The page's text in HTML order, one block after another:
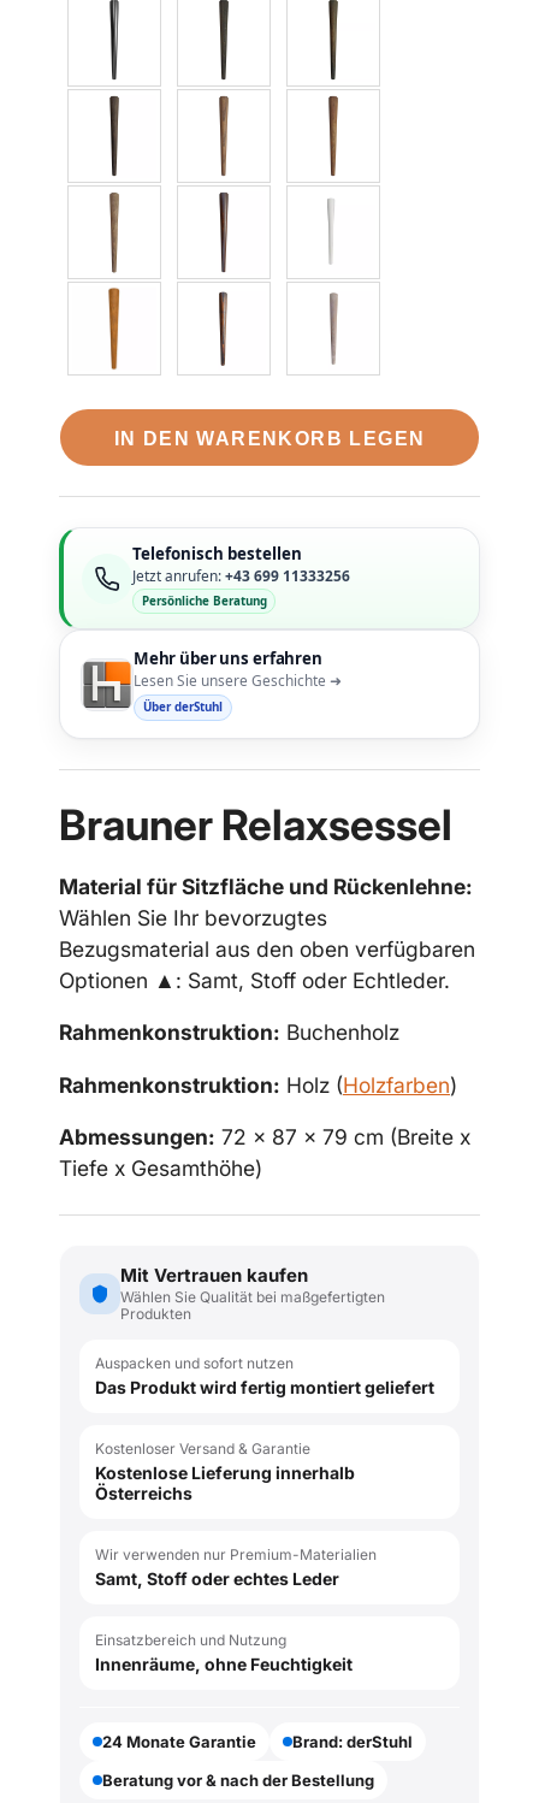
IN DEN WARENKORB LEGEN
Telefonisch bestellen
Jetzt anrufen:+43 699 11333256
Persönliche Beratung
Mehr über uns erfahren
Lesen Sie unsere Geschichte ➜
Über derStuhl
Brauner Relaxsessel
Material für Sitzfläche und Rückenlehne:
Wählen Sie Ihr bevorzugtes
Bezugsmaterial aus den oben verfügbaren
Optionen ▲: Samt, Stoff oder Echtleder.
Rahmenkonstruktion: Buchenholz
Rahmenkonstruktion: Holz (Holzfarben)
Abmessungen: 72 x 87 x 79 cm (Breite x
Tiefe x Gesamthöhe)
Mit Vertrauen kaufen
Wählen Sie Qualität bei maßgefertigten
Produkten
Auspacken und sofort nutzen
Das Produkt wird fertig montiert geliefert
Kostenloser Versand & Garantie
Kostenlose Lieferung innerhalb
Österreichs
Wir verwenden nur Premium-Materialien
Samt, Stoff oder echtes Leder
Einsatzbereich und Nutzung
Innenräume, ohne Feuchtigkeit
24 Monate Garantie
Brand: derStuhl
Beratung vor & nach der Bestellung